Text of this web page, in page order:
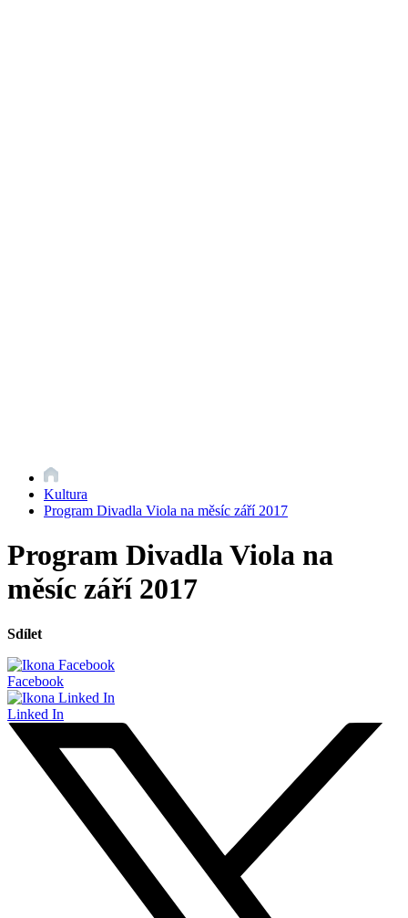
Kultura
Program Divadla Viola na měsíc září 2017
Program Divadla Viola na
měsíc září 2017
Sdílet
Facebook
Linked In